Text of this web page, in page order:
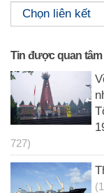
Tin được quan tâm
727)